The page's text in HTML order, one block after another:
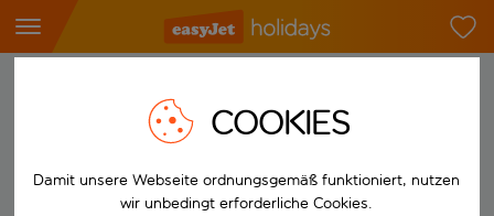
Für Fragen rund um deinen Urlaub bist du hier genau richtig.
passende Antwort zu finden. Wenn du dich mit unserem Team in
Verbindung setzen möchtest, findest du unsere
COOKIES
Damit unsere Webseite ordnungsgemäß funktioniert, nutzen
wir unbedingt erforderliche Cookies.